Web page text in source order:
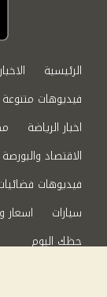
الرئيسية
فيديوهات متنوعة
اخبار الرياضة
الاقتصاد والبورصة
فيديوهات
سيارات
حظك اليوم